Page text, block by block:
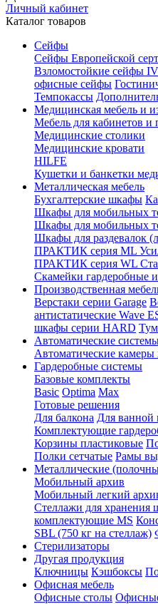
Личный кабинет
Каталог товаров
Сейфы
Сейфы Европейской
Взломостойкие сейфы IV
офисные сейфы
Темпокассы
Медицинская мебель и
Мебель для кабинетов
Медицинские столики
Медицинские кровати
HILFE
Кушетки и банкетки
Металлическая мебель
Бухгалтерские шкафы
Шкафы для мобильных
Шкафы для мобильных
Шкафы для раздевалок
ПРАКТИК серия ML
ПРАКТИК серия WL
Скамейки гардеробные
Производственная
Верстаки серии Garage
антистатические Wave
шкафы серии HARD
Автоматические
Автоматические камеры
Гардеробные системы
Базовые комплекты
Basic Optima Max
Готовые решения
Для балкона Для ванной
Комплектующие
Корзины пластиковые
Полки сетчатые Рамы
Металлические
Мобильный архив
Мобильный легкий
Стеллажи для хранения
комплектующие MS
SBL (750 кг на стеллаж)
Стерилизаторы
Другая продукция
Ключницы Кэшбоксы
Офисная мебель
Офисные столы